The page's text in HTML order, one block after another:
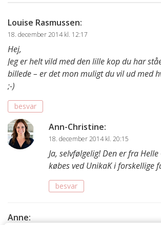
Louise Rasmussen:
18. december 2014 kl. 12:17
Hej,
Jeg er helt vild med den lille kop du har
billede – er det mon muligt du vil ud med
;-)
besvar
Ann-Christine:
18. december 2014 kl. 20:15
Ja, selvfølgelig! Den er fra
købes ved UnikaK i forskellige
besvar
Anne: